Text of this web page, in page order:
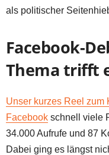
als politischer
Facebook-
Thema trifft
Unser kurzes Reel zum
Facebook schnell viele
34.000 Aufrufe und 87
Dabei ging es längst